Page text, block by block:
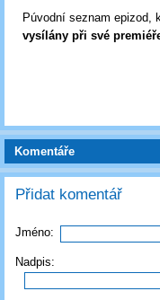
Púvodní seznam epizod,
vysílány při své
Komentáře
Přidat komentář
Jméno:
Nadpis: